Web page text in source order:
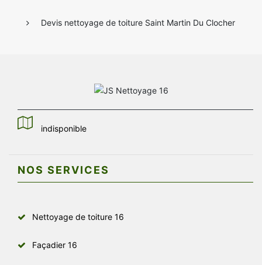
Devis nettoyage de toiture Saint Martin Du Clocher
indisponible
NOS SERVICES
Nettoyage de toiture 16
Façadier 16